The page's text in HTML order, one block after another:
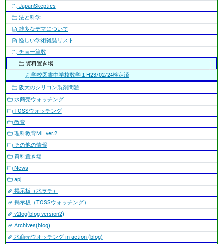
JapanSkeptics
法と科学
雑多なデマについて
怪しい学術雑誌リスト
チョー算数
資料置き場
学校図書中学校数学１H23/02/24検定済
阪大のシリコン製剤問題
水商売ウォッチング
TOSSウォッチング
教育
理科教育ML ver.2
その他の情報
資料置き場
News
apj
掲示板（水ヲチ）
掲示板（TOSSウォッチング）
v2log(blog version2)
Archives(blog)
水商売ウオッチング in action (blog)